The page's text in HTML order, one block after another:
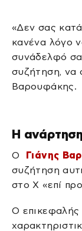
«Δεν σας
κανένα λόγο
συνάδελφό
συζήτηση, να
Βαρουφάκης.
Η
Ο Γιάνης
συζήτηση
στο Χ «επί
Ο